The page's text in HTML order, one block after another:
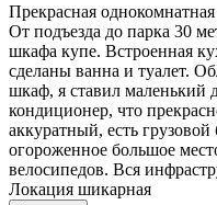
Прекрасная
От подъезда до парка 30
шкафа купе. Встроенная
сделаны ванна и туалет.
шкаф, я ставил маленький
кондиционер, что
аккуратный, есть
огороженное большое
велосипедов. Вся
Локация шикарная